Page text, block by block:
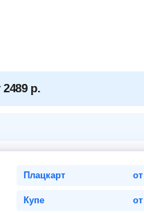
р.
Плацкарт от
Купе от